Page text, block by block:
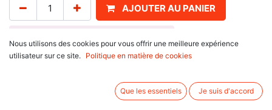
AJOUTER AU PANIER
Référence d'origine : 376099R1, 358958R2, se monte sur :
4200 Utility : 4210, 4220, 4230, 4240
Nous utilisons des cookies pour vous offrir une meilleure expérience
utilisateur sur ce site.
Politique en matière de cookies
Que les essentiels Je suis d'accord